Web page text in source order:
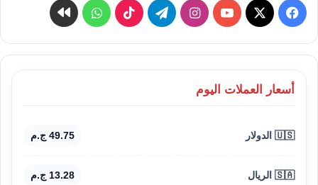
فيسبوك
‫X
‫YouTubeانستقرامتيلقرام ‫TikTokواتسابكواى
أسعار العملات اليوم
🇺🇸 الدولار 49.75 ج.م
🇸🇦 الريال 13.28 ج.م